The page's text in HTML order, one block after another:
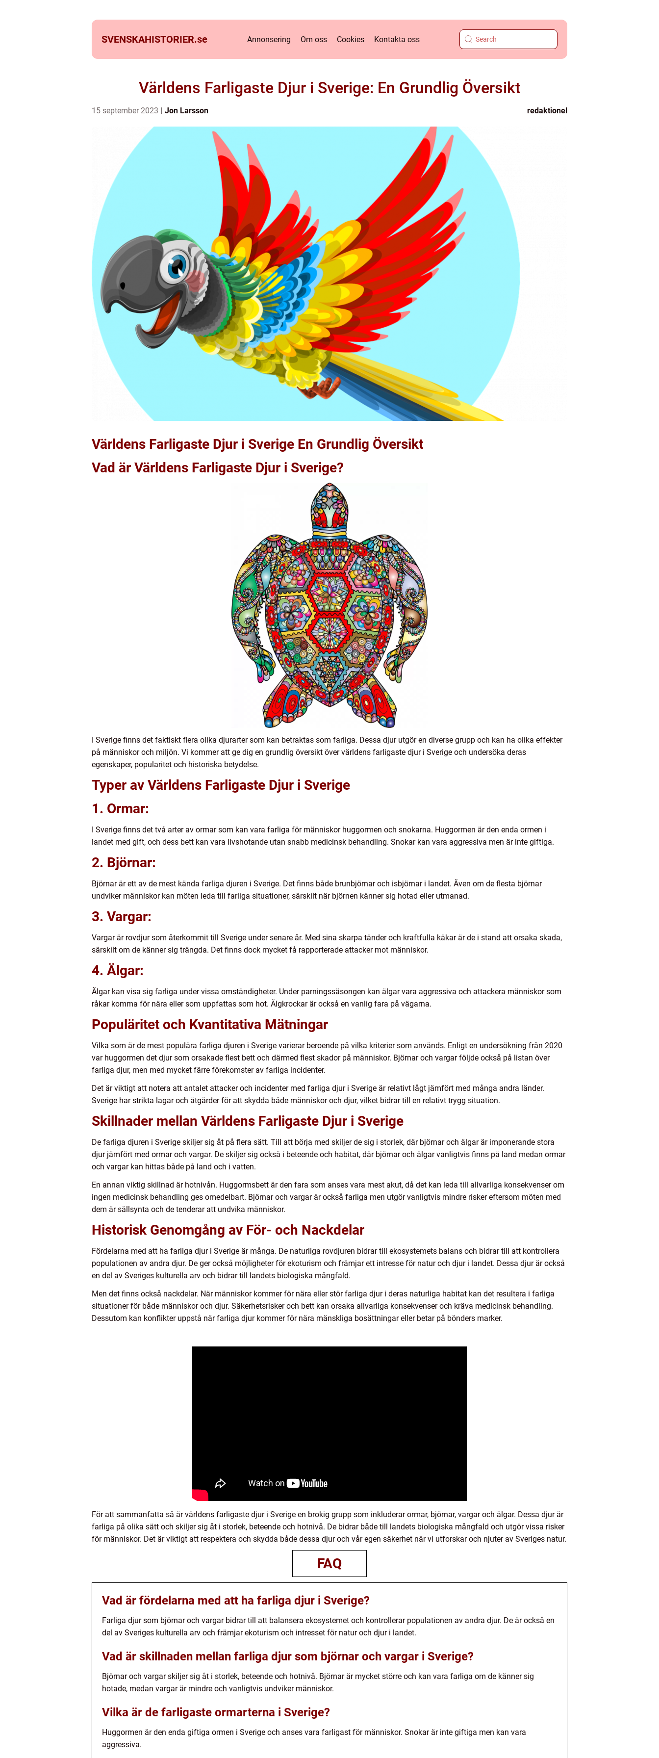
SVENSKAHISTORIER.se Annonsering Om oss Cookies Kontakta oss
Världens Farligaste Djur i Sverige: En Grundlig Översikt
15 september 2023 Jon Larsson redaktionel
Världens Farligaste Djur i Sverige En Grundlig Översikt
Vad är Världens Farligaste Djur i Sverige?
I Sverige finns det faktiskt flera olika djurarter som kan betraktas som farliga. Dessa djur utgör en diverse grupp och kan ha olika effekter
på människor och miljön. Vi kommer att ge dig en grundlig översikt över världens farligaste djur i Sverige och undersöka deras
egenskaper, popularitet och historiska betydelse.
Typer av Världens Farligaste Djur i Sverige
1. Ormar:
I Sverige finns det två arter av ormar som kan vara farliga för människor huggormen och snokarna. Huggormen är den enda ormen i
landet med gift, och dess bett kan vara livshotande utan snabb medicinsk behandling. Snokar kan vara aggressiva men är inte giftiga.
2. Björnar:
Björnar är ett av de mest kända farliga djuren i Sverige. Det finns både brunbjörnar och isbjörnar i landet. Även om de flesta björnar
undviker människor kan möten leda till farliga situationer, särskilt när björnen känner sig hotad eller utmanad.
3. Vargar:
Vargar är rovdjur som återkommit till Sverige under senare år. Med sina skarpa tänder och kraftfulla käkar är de i stand att orsaka skada,
särskilt om de känner sig trängda. Det finns dock mycket få rapporterade attacker mot människor.
4. Älgar:
Älgar kan visa sig farliga under vissa omständigheter. Under parningssäsongen kan älgar vara aggressiva och attackera människor som
råkar komma för nära eller som uppfattas som hot. Älgkrockar är också en vanlig fara på vägarna.
Populäritet och Kvantitativa Mätningar
Vilka som är de mest populära farliga djuren i Sverige varierar beroende på vilka kriterier som används. Enligt en undersökning från 2020
var huggormen det djur som orsakade flest bett och därmed flest skador på människor. Björnar och vargar följde också på listan över
farliga djur, men med mycket färre förekomster av farliga incidenter.
Det är viktigt att notera att antalet attacker och incidenter med farliga djur i Sverige är relativt lågt jämfört med många andra länder.
Sverige har strikta lagar och åtgärder för att skydda både människor och djur, vilket bidrar till en relativt trygg situation.
Skillnader mellan Världens Farligaste Djur i Sverige
De farliga djuren i Sverige skiljer sig åt på flera sätt. Till att börja med skiljer de sig i storlek, där björnar och älgar är imponerande stora
djur jämfört med ormar och vargar. De skiljer sig också i beteende och habitat, där björnar och älgar vanligtvis finns på land medan ormar
och vargar kan hittas både på land och i vatten.
En annan viktig skillnad är hotnivån. Huggormsbett är den fara som anses vara mest akut, då det kan leda till allvarliga konsekvenser om
ingen medicinsk behandling ges omedelbart. Björnar och vargar är också farliga men utgör vanligtvis mindre risker eftersom möten med
dem är sällsynta och de tenderar att undvika människor.
Historisk Genomgång av För- och Nackdelar
Fördelarna med att ha farliga djur i Sverige är många. De naturliga rovdjuren bidrar till ekosystemets balans och bidrar till att kontrollera
populationen av andra djur. De ger också möjligheter för ekoturism och främjar ett intresse för natur och djur i landet. Dessa djur är också
en del av Sveriges kulturella arv och bidrar till landets biologiska mångfald.
Men det finns också nackdelar. När människor kommer för nära eller stör farliga djur i deras naturliga habitat kan det resultera i farliga
situationer för både människor och djur. Säkerhetsrisker och bett kan orsaka allvarliga konsekvenser och kräva medicinsk behandling.
Dessutom kan konflikter uppstå när farliga djur kommer för nära mänskliga bosättningar eller betar på bönders marker.
För att sammanfatta så är världens farligaste djur i Sverige en brokig grupp som inkluderar ormar, björnar, vargar och älgar. Dessa djur är
farliga på olika sätt och skiljer sig åt i storlek, beteende och hotnivå. De bidrar både till landets biologiska mångfald och utgör vissa risker
för människor. Det är viktigt att respektera och skydda både dessa djur och vår egen säkerhet när vi utforskar och njuter av Sveriges natur.
FAQ
Vad är fördelarna med att ha farliga djur i Sverige?
Farliga djur som björnar och vargar bidrar till att balansera ekosystemet och kontrollerar populationen av andra djur. De är också en
del av Sveriges kulturella arv och främjar ekoturism och intresset för natur och djur i landet.
Vad är skillnaden mellan farliga djur som björnar och vargar i Sverige?
Björnar och vargar skiljer sig åt i storlek, beteende och hotnivå. Björnar är mycket större och kan vara farliga om de känner sig
hotade, medan vargar är mindre och vanligtvis undviker människor.
Vilka är de farligaste ormarterna i Sverige?
Huggormen är den enda giftiga ormen i Sverige och anses vara farligast för människor. Snokar är inte giftiga men kan vara
aggressiva.